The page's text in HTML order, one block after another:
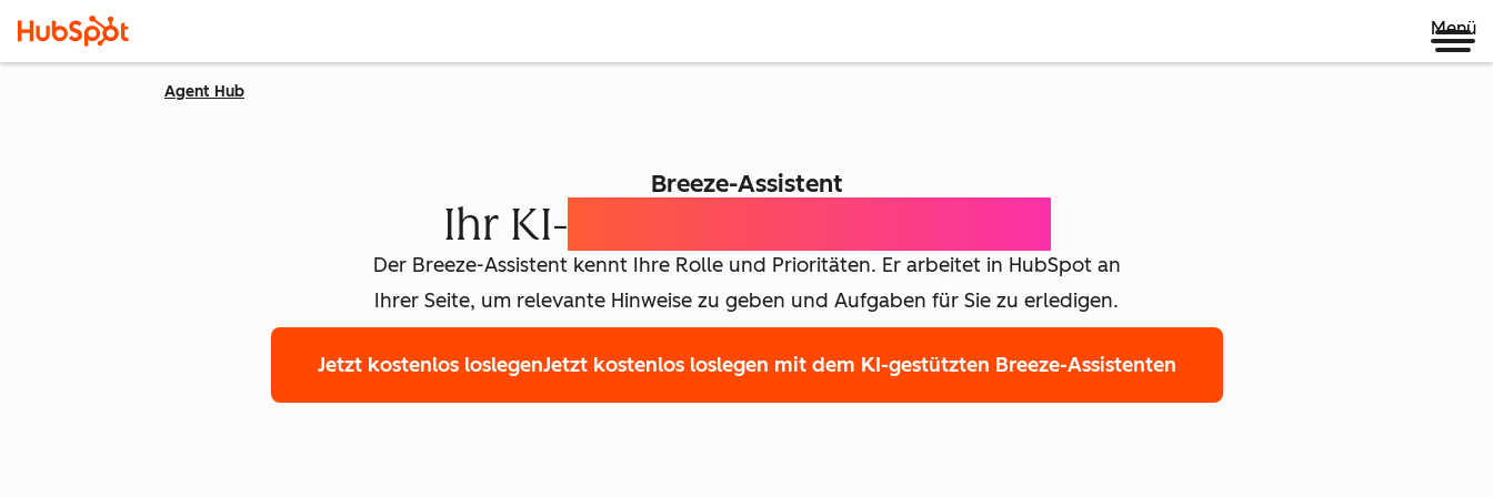
Menü
Agent Hub
Breeze-Assistent
Ihr KI-
Der Breeze-Assistent kennt Ihre Rolle und Prioritäten. Er arbeitet in HubSpot an
Ihrer Seite, um relevante Hinweise zu geben und Aufgaben für Sie zu erledigen.
Jetzt kostenlos loslegenJetzt kostenlos loslegen mit dem KI-gestützten Breeze-Assistenten